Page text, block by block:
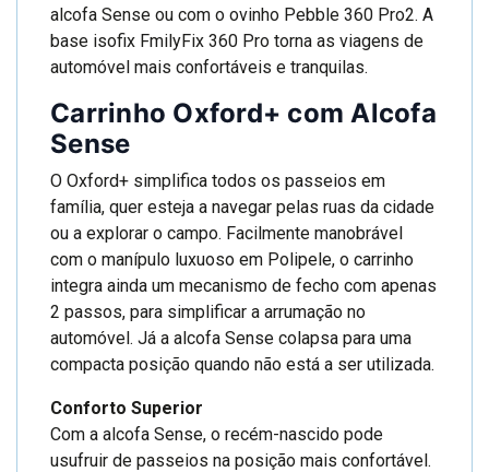
alcofa Sense ou com o ovinho Pebble 360 Pro2. A
base isofix FmilyFix 360 Pro torna as viagens de
automóvel mais confortáveis e tranquilas.
Carrinho Oxford+ com Alcofa
Sense
O Oxford+ simplifica todos os passeios em
família, quer esteja a navegar pelas ruas da cidade
ou a explorar o campo. Facilmente manobrável
com o manípulo luxuoso em Polipele, o carrinho
integra ainda um mecanismo de fecho com apenas
2 passos, para simplificar a arrumação no
automóvel. Já a alcofa Sense colapsa para uma
compacta posição quando não está a ser utilizada.
Conforto Superior
Com a alcofa Sense, o recém-nascido pode
usufruir de passeios na posição mais confortável.